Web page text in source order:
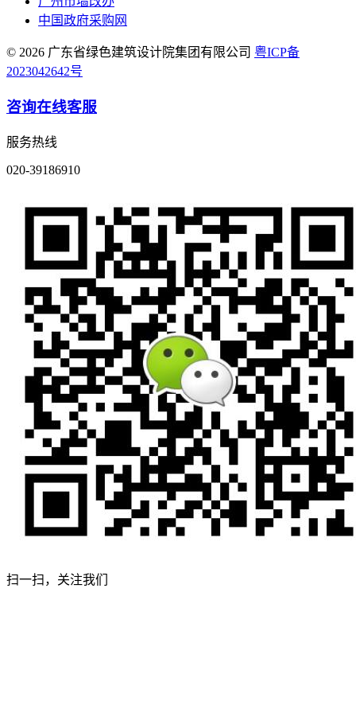
中国政府采购网
© 2026 广东省绿色建筑设计院集团有限公司 粤ICP备
2023042642号
咨询在线客服
服务热线
020-39186910
扫一扫，关注我们